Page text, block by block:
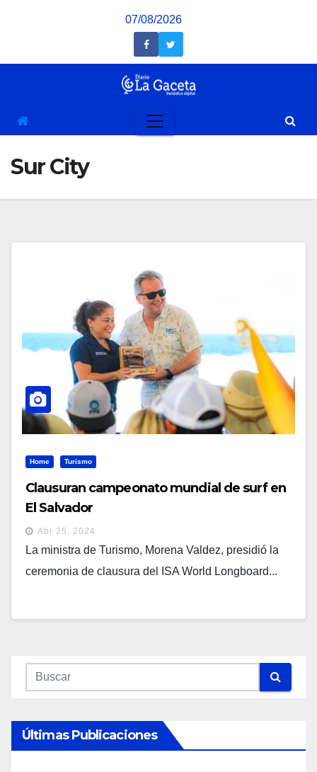
07/08/2026
Sur City
Home Turismo
Clausuran campeonato mundial de surf en
El Salvador
Abr 25, 2024
La ministra de Turismo, Morena Valdez, presidió la
ceremonia de clausura del ISA World Longboard...
Últimas Publicaciones